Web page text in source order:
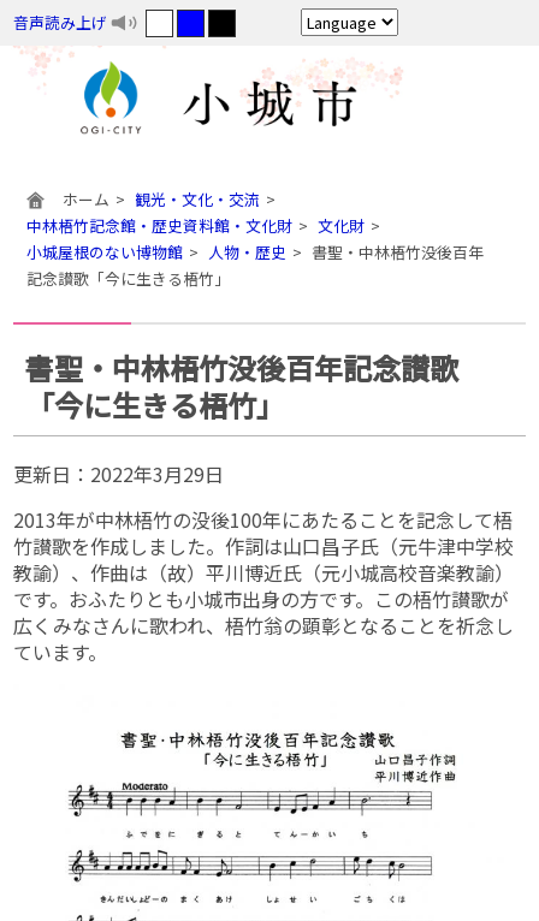
音声読み上げ
ホーム
観光・文化・交流
中林梧竹記念館・歴史資料館・文化財
文化財
小城屋根のない博物館
人物・歴史
書聖・中林梧竹没後百年
記念讃歌「今に生きる梧竹」
書聖・中林梧竹没後百年記念讃歌
「今に生きる梧竹」
更新日： 2022年3月29日
2013年が中林梧竹の没後100年にあたることを記念して梧
竹讃歌を作成しました。作詞は山口昌子氏（元牛津中学校
教諭）、作曲は（故）平川博近氏（元小城高校音楽教諭）
です。おふたりとも小城市出身の方です。この梧竹讃歌が
広くみなさんに歌われ、梧竹翁の顕彰となることを祈念し
ています。